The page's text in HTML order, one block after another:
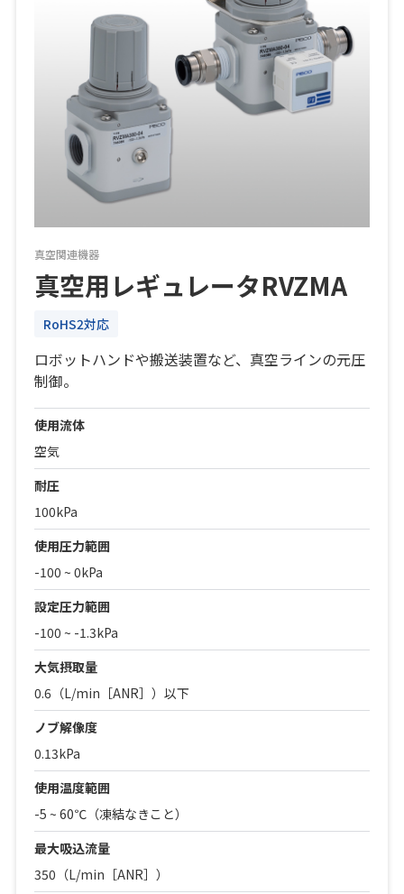
真空関連機器
真空用レギュレータRVZMA
RoHS2対応
ロボットハンドや搬送装置など、真空ラインの元圧
制御。
使用流体
空気
耐圧
100kPa
使用圧力範囲
-100 ~ 0kPa
設定圧力範囲
-100 ~ -1.3kPa
大気摂取量
0.6（L/min［ANR］）以下
ノブ解像度
0.13kPa
使用温度範囲
-5 ~ 60℃（凍結なきこと）
最大吸込流量
350（L/min［ANR］）